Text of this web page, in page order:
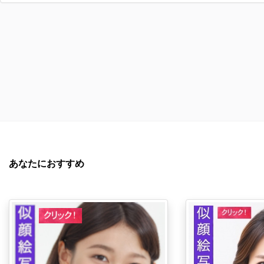
あなたにおすすめ